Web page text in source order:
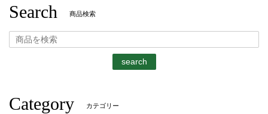
Search 商品検索
search
Category カテゴリー